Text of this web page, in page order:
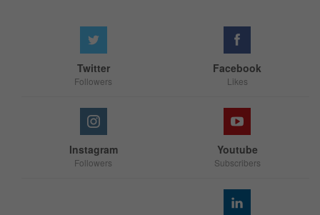
Facebook
Likes
Twitter
Followers
Youtube
Subscribers
Instagram
Followers